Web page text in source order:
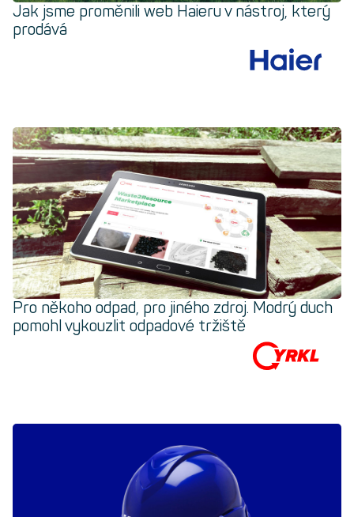
Jak jsme proměnili web Haieru v nástroj, který
prodává
Pro někoho odpad, pro jiného zdroj. Modrý duch
pomohl vykouzlit odpadové tržiště